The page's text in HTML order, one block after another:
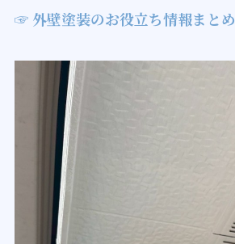
☞ 外壁塗装のお役立ち情報まとめ